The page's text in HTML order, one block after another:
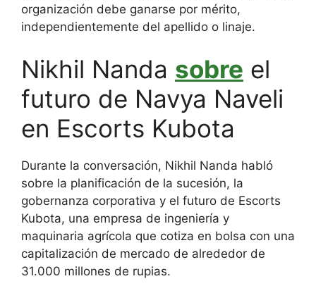
organización debe ganarse por mérito,
independientemente del apellido o linaje.
Nikhil Nanda sobre el
futuro de Navya Naveli
en Escorts Kubota
Durante la conversación, Nikhil Nanda habló
sobre la planificación de la sucesión, la
gobernanza corporativa y el futuro de Escorts
Kubota, una empresa de ingeniería y
maquinaria agrícola que cotiza en bolsa con una
capitalización de mercado de alrededor de
31.000 millones de rupias.